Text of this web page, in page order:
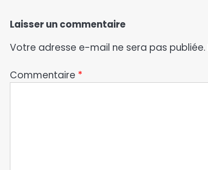
Laisser un commentaire
Votre adresse e-mail ne sera pas publiée.
Commentaire *